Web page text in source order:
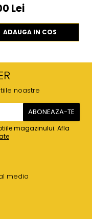
Lei
ADAUGA IN COS
noastre
magazinului. Afla
media